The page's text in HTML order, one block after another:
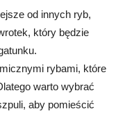
od innych ryb,
który będzie
rybami, które
warto wybrać
aby pomieścić